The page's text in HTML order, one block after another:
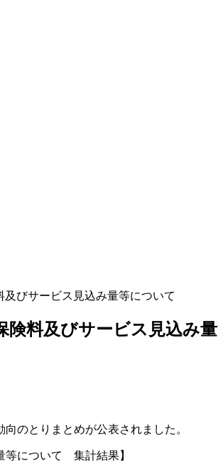
びサービス見込み量等について
険料及びサービス見込み
のとりまとめが公表されました。
等について 集計結果】